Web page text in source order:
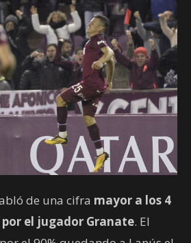
de una cifra mayor a los 4
el jugador Granate. El